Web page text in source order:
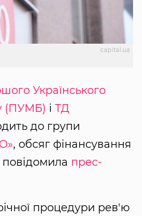
capital.ua
Українського
(ПУМБ) і ТД
до групи
, обсяг фінансування
прес-
процедури рев'ю